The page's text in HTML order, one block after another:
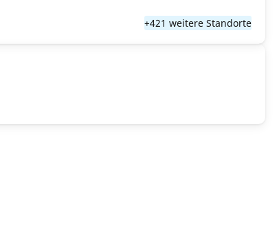
+421 weitere Standorte